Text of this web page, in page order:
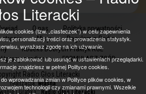
O nas
Polityka prywatności
stronie
Misja
Regulamin Radia
Kodeks Dobrych Praktyk RGL
z radiem
FORMULARZ ZGÓD
Radio Głos Literacki
realizacja:własna
i Grafika:: Radio Głos Literacki
Literacki
cookies (tzw. „ciasteczek”) w celu zapewnienia
personalizacji treści oraz prowadzenia statystyk.
wyrażasz zgodę na ich używanie.
je zablokować lub usunąć w ustawieniach przeglądarki.
znajdziesz w pełnej Polityce cookies.
wprowadzania zmian w Polityce plików cookies, w
technologii czy zmianami prawnymi. Wszelkie